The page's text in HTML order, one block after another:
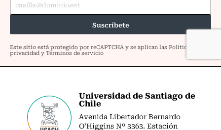
Universidad de Santiago de
Chile
Avenida Libertador Bernardo
O’Higgins Nº 3363. Estación